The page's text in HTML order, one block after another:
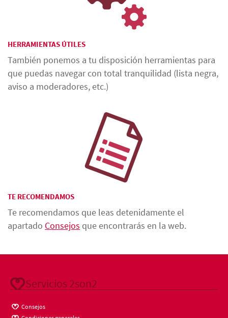
HERRAMIENTAS ÚTILES
También ponemos a tu disposición herramientas para
que puedas navegar con total tranquilidad (lista negra,
aviso a moderadores, etc.)
TE RECOMENDAMOS
Te recomendamos que leas detenidamente el
apartado Consejos que encontrarás en la web.
Servicios 2son2
Consejos